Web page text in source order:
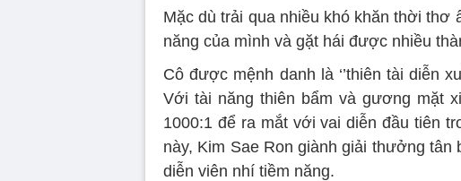
Mặc dù trải qua nhiều khó khăn thời
năng của mình và gặt hái được nhiều
Cô được mệnh danh là ‘’thiên tài diễn
Với tài năng thiên bẩm và gương mặt
1000:1 để ra mắt với vai diễn đầu tiên
này, Kim Sae Ron giành giải thưởng
diễn viên nhí tiềm năng.